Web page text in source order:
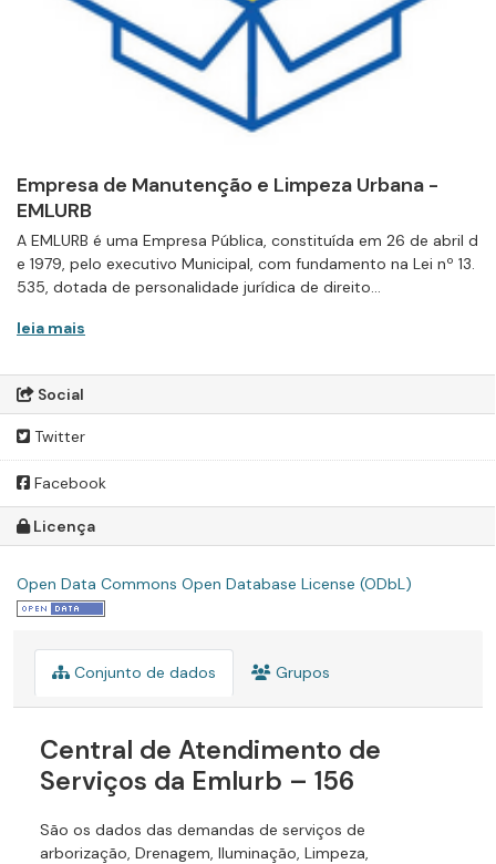
Empresa de Manutenção e Limpeza Urbana -
EMLURB
A EMLURB é uma Empresa Pública, constituída em 26 de abril d
e 1979, pelo executivo Municipal, com fundamento na Lei nº 13.
535, dotada de personalidade jurídica de direito...
leia mais
Social
Twitter
Facebook
Licença
Open Data Commons Open Database License (ODbL)
Conjunto de dados Grupos
Central de Atendimento de
Serviços da Emlurb – 156
São os dados das demandas de serviços de
arborização, Drenagem, Iluminação, Limpeza,